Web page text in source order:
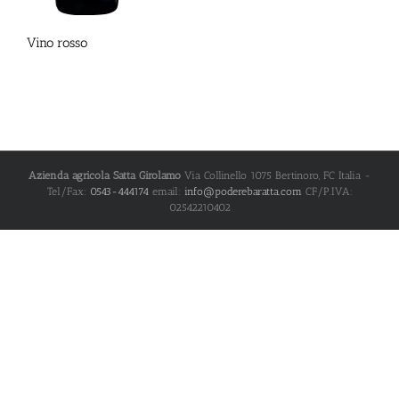
Vino rosso
Azienda agricola Satta Girolamo Via Collinello 1075 Bertinoro, FC Italia -
Tel/Fax: 0543-444174email: info@poderebaratta.com CF/P.IVA:
02542210402